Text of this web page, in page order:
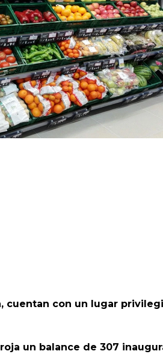
Infórmate
cuentan con un lugar
un balance de 307